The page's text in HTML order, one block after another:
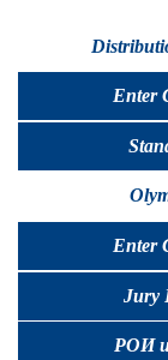
Enter
Enter
Jury
РОИ